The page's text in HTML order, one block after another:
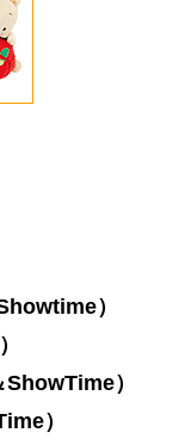
）
ShowTime）
）